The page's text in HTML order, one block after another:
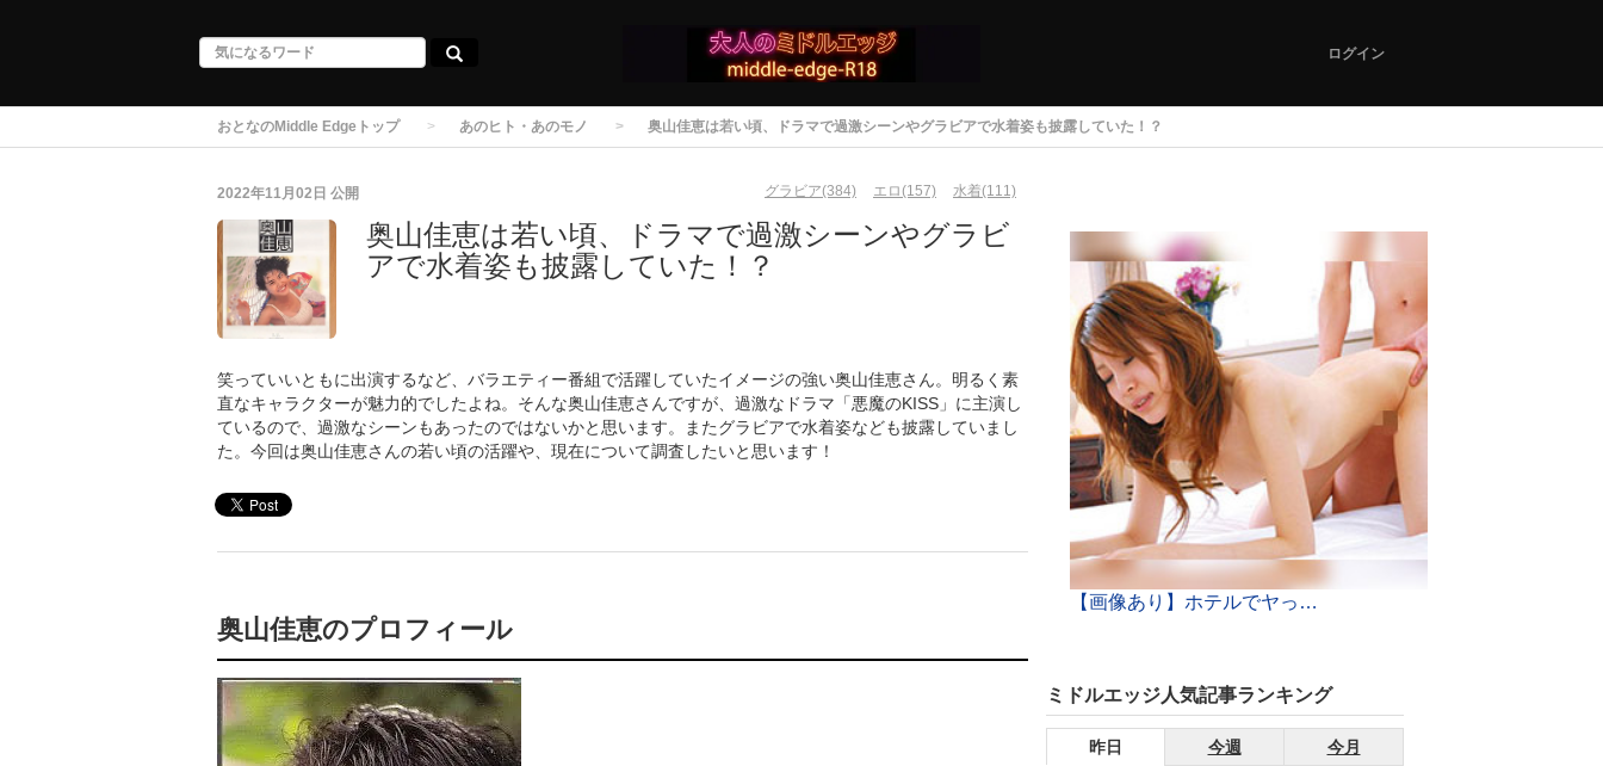
ログイン
おとなのMiddle Edgeトップ あのヒト・あのモノ 奥山佳恵は若い頃、ドラマで過激シーンやグラビアで水着姿も披露していた！？
2022年11月02日 公開 グラビア(384) エロ(157) 水着(111)
奥山佳恵は若い頃、ドラマで過激シーンやグラビ
アで水着姿も披露していた！？
笑っていいともに出演するなど、バラエティー番組で活躍していたイメージの強い奥山佳恵さん。明るく素
直なキャラクターが魅力的でしたよね。そんな奥山佳恵さんですが、過激なドラマ「悪魔のKISS」に主演し
ているので、過激なシーンもあったのではないかと思います。またグラビアで水着姿なども披露していまし
た。今回は奥山佳恵さんの若い頃の活躍や、現在について調査したいと思います！
奥山佳恵のプロフィール
【画像あり】ホテルでヤって即解散する「ランチセックス」がまんさんの間で大流行ｗｗ世も末だわｗｗｗ
ミドルエッジ人気記事ランキング
昨日 今週 今月